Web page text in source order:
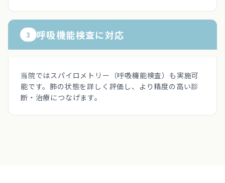
3 呼吸機能検査に対応
当院ではスパイロメトリー（呼吸機能検査）も実施可
能です。肺の状態を詳しく評価し、より精度の高い診
断・治療につなげます。